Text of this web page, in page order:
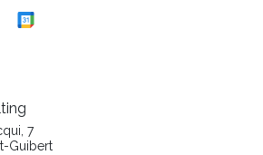
7
Guibert